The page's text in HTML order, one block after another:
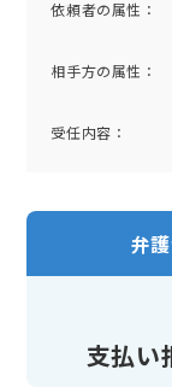
依頼者の属性 ：
相手方の属性 ：
受任内容 ：
弁
支払い